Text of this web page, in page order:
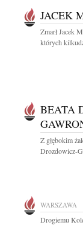
JACEK
Zmarł Jacek
których
BEATA
Z głębokim
Drozdowicz-
WARSZAWA
Drogiemu